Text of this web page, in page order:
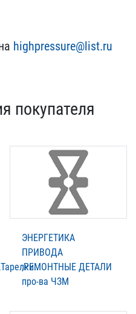
highp​ressure@list.ru
покупателя
ЭНЕРГЕТИКА
ПРИВОДА
,РЕМОНТНЫЕ ДЕТАЛИ
про-ва ЧЗМ